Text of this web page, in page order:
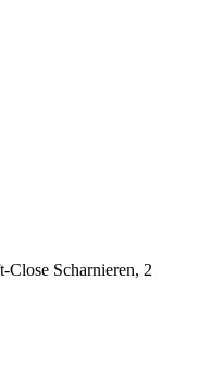
Close Scharnieren, 2